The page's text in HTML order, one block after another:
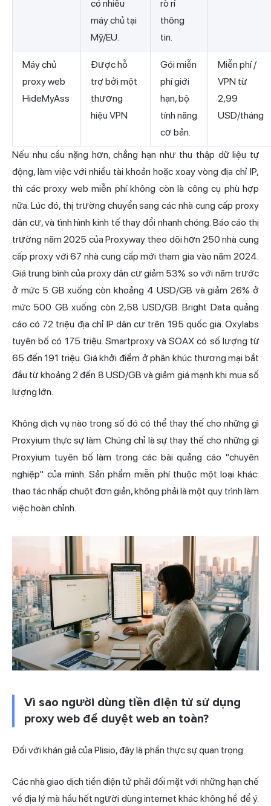
có nhiều
máy chủ tại
Mỹ/EU.
rò rỉ
thông
tin.
Máy chủ
proxy web
HideMyAss
Được hỗ
trợ bởi một
thương
hiệu VPN
Gói miễn
phí giới
hạn, bộ
tính năng
cơ bản.
Miễn phí /
VPN từ
2,99
USD/tháng
Nếu nhu cầu nặng hơn, chẳng hạn như thu thập dữ liệu tự
động, làm việc với nhiều tài khoản hoặc xoay vòng địa chỉ IP,
thì các proxy web miễn phí không còn là công cụ phù hợp
nữa. Lúc đó, thị trường chuyển sang các nhà cung cấp proxy
dân cư, và tình hình kinh tế thay đổi nhanh chóng. Báo cáo thị
trường năm 2025 của Proxyway theo dõi hơn 250 nhà cung
cấp proxy với 67 nhà cung cấp mới tham gia vào năm 2024.
Giá trung bình của proxy dân cư giảm 53% so với năm trước
ở mức 5 GB xuống còn khoảng 4 USD/GB và giảm 26% ở
mức 500 GB xuống còn 2,58 USD/GB. Bright Data quảng
cáo có 72 triệu địa chỉ IP dân cư trên 195 quốc gia. Oxylabs
tuyên bố có 175 triệu. Smartproxy và SOAX có số lượng từ
65 đến 191 triệu. Giá khởi điểm ở phân khúc thương mại bắt
đầu từ khoảng 2 đến 8 USD/GB và giảm giá mạnh khi mua số
lượng lớn.
Không dịch vụ nào trong số đó có thể thay thế cho những gì
Proxyium thực sự làm. Chúng chỉ là sự thay thế cho những gì
Proxyium tuyên bố làm trong các bài quảng cáo "chuyên
nghiệp" của mình. Sản phẩm miễn phí thuộc một loại khác:
thao tác nhấp chuột đơn giản, không phải là một quy trình làm
việc hoàn chỉnh.
Vì sao người dùng tiền điện tử sử dụng
proxy web để duyệt web an toàn?
Đối với khán giả của Plisio, đây là phần thực sự quan trọng.
Các nhà giao dịch tiền điện tử phải đối mặt với những hạn chế
về địa lý mà hầu hết người dùng internet khác không hề để ý.